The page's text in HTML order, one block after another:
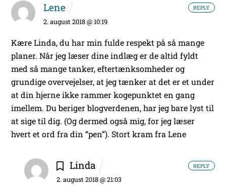
Lene
2. august 2018 @ 10:19
Kære Linda, du har min fulde respekt på så mange
planer. Når jeg læser dine indlæg er de altid fyldt
med så mange tanker, eftertænksomheder og
grundige overvejelser, at jeg tænker at det er et under
at din hjerne ikke rammer kogepunktet en gang
imellem. Du beriger blogverdenen, har jeg bare lyst til
at sige til dig. (Og dermed også mig, for jeg læser
hvert et ord fra din “pen”). Stort kram fra Lene
REPLY
Linda
2. august 2018 @ 21:03
REPLY